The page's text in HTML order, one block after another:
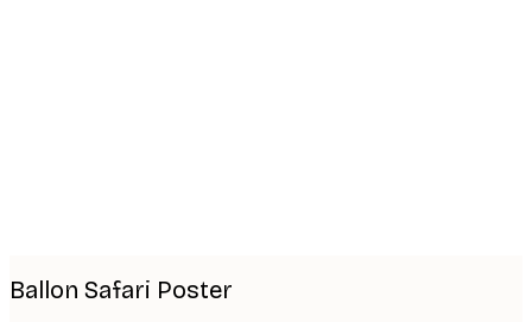
Ballon Safari Poster